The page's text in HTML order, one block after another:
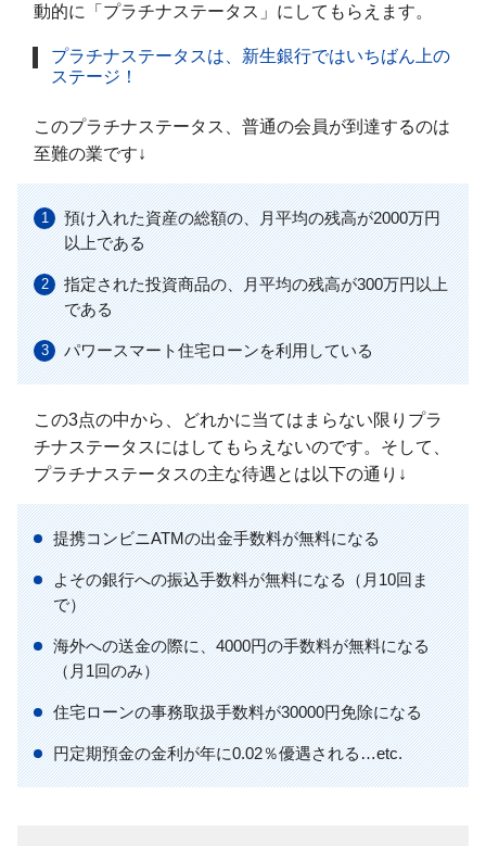
動的に「プラチナステータス」にしてもらえます。
プラチナステータスは、新生銀行ではいちばん上の
ステージ！
このプラチナステータス、普通の会員が到達するのは
至難の業です↓
預け入れた資産の総額の、月平均の残高が2000万円
以上である
指定された投資商品の、月平均の残高が300万円以上
である
パワースマート住宅ローンを利用している
この3点の中から、どれかに当てはまらない限りプラ
チナステータスにはしてもらえないのです。そして、
プラチナステータスの主な待遇とは以下の通り↓
提携コンビニATMの出金手数料が無料になる
よその銀行への振込手数料が無料になる（月10回ま
で）
海外への送金の際に、4000円の手数料が無料になる
（月1回のみ）
住宅ローンの事務取扱手数料が30000円免除になる
円定期預金の金利が年に0.02％優遇される…etc.